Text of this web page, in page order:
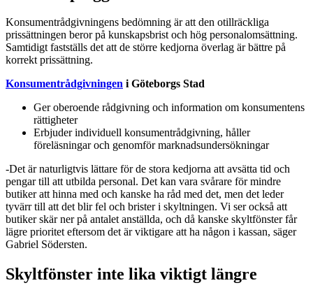
Konsumentrådgivningens bedömning är att den otillräckliga
prissättningen beror på kunskapsbrist och hög personalomsättning.
Samtidigt fastställs det att de större kedjorna överlag är bättre på
korrekt prissättning.
Konsumentrådgivningen i Göteborgs Stad
Ger oberoende rådgivning och information om konsumentens
rättigheter
Erbjuder individuell konsumentrådgivning, håller
föreläsningar och genomför marknadsundersökningar
-Det är naturligtvis lättare för de stora kedjorna att avsätta tid och
pengar till att utbilda personal. Det kan vara svårare för mindre
butiker att hinna med och kanske ha råd med det, men det leder
tyvärr till att det blir fel och brister i skyltningen. Vi ser också att
butiker skär ner på antalet anställda, och då kanske skyltfönster får
lägre prioritet eftersom det är viktigare att ha någon i kassan, säger
Gabriel Södersten.
Skyltfönster inte lika viktigt längre